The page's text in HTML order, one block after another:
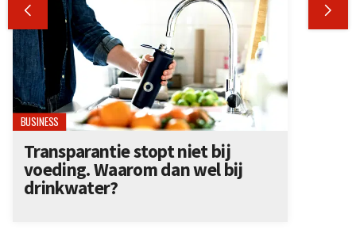
 
BUSINESS
Transparantie stopt niet bij
voeding. Waarom dan wel bij
drinkwater?